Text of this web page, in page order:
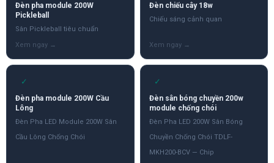
Đèn pha module 200W
Pickleball
Sân Pickleball tiêu chuẩn
Đèn chiếu cây 18w
Chiếu sáng cảnh quan
✓
Đèn pha module 200W Cầu
Lông
Đèn Pha LED Module 200W Sân
Cầu Lông Chống Chói
✓
Đèn sân bóng chuyền 200w
module chống chói
Đèn Pha LED 200W Sân Bóng
Chuyền Chống Chói TDLF-
MKH200-BCV — Chip